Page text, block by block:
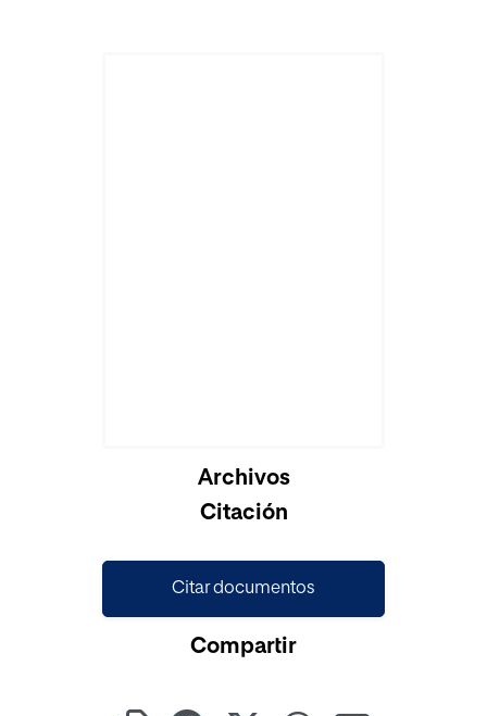
Archivos
Citación
Citar documentos
Compartir